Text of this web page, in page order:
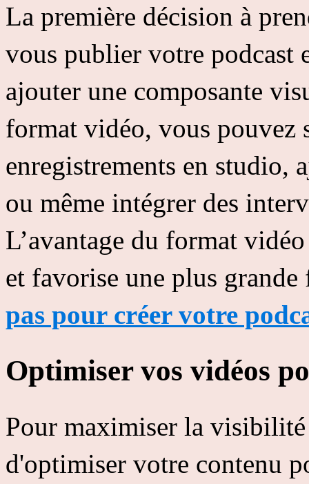
La première décision à
vous publier votre podcast
ajouter une composante
format vidéo, vous pouvez
enregistrements en studio,
ou même intégrer des
L’avantage du format
et favorise une plus
pas pour créer votre
Optimiser vos vidéos
Pour maximiser la
d'optimiser votre contenu